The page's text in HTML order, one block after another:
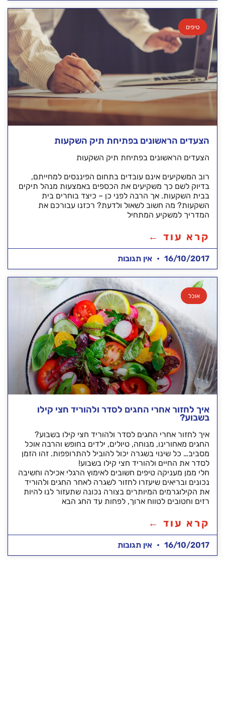
טיפים
הצעדים הראשונים בפתיחת תיק השקעות
הצעדים הראשונים בפתיחת תיק השקעות
רוב המשקיעים אינם עובדים בתחום הפיננסים למחייתם,
בדיוק לשם כך משקיעים את הכספים באמצעות מנהל תיקים
בבית השקעות. אך הרבה לפני כן – כיצד בוחרים בית
השקעות? מה חשוב לשאול ולדעת? רכזנו עבורכם את
המדריך למשקיע המתחיל
קרא עוד ←
16/10/2017 אין תגובות
אוכל
איך לחזור אחרי החגים לסדר ולהוריד חצי קילו
בשבוע?
איך לחזור אחרי החגים לסדר ולהוריד חצי קילו בשבוע?
החגים מאחורינו, מנוחה, טיולים, ילדים בחופש והרבה אוכל
מסביב… כל שינוי בשגרה יכול להוביל להתרופפות. זהו הזמן
לסדר את החיים ולהוריד חצי קילו בשבוע!
חלי ממן מעניקה טיפים חשובים לאימוץ הרגלי אכילה וחשיבה
נכונים ובריאים שיעזרו לחזור לשגרה לאחר החגים ולהוריד
את הקילוגרמים המיותרים בצורה נכונה שתעזור לנו להיות
רזים וחטובים לטווח ארוך, לפחות עד החג הבא
קרא עוד ←
16/10/2017 אין תגובות